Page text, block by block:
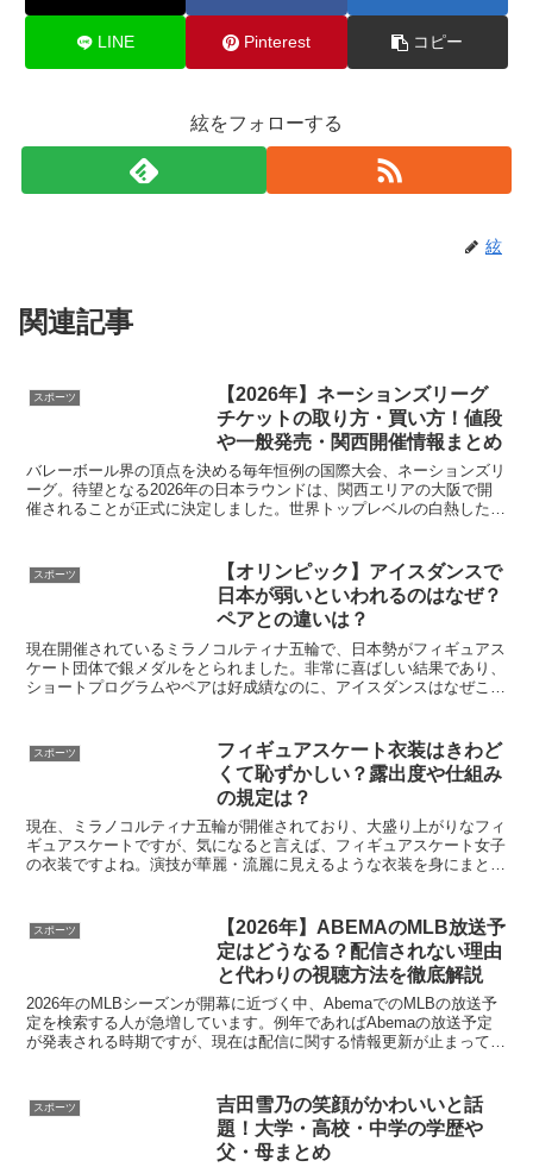
LINE Pinterest コピー
絃をフォローする
絃
関連記事
スポーツ
【2026年】ネーションズリーグ
チケットの取り方・買い方！値段
や一般発売・関西開催情報まとめ
バレーボール界の頂点を決める毎年恒例の国際大会、ネーションズリ
ーグ。待望となる2026年の日本ラウンドは、関西エリアの大阪で開
催されることが正式に決定しました。世界トップレベルの白熱したプ
スポーツ
【オリンピック】アイスダンスで
日本が弱いといわれるのはなぜ？
ペアとの違いは？
現在開催されているミラノコルティナ五輪で、日本勢がフィギュアス
ケート団体で銀メダルをとられました。非常に喜ばしい結果であり、
ショートプログラムやペアは好成績なのに、アイスダンスはなぜこん
スポーツ
フィギュアスケート衣装はきわど
くて恥ずかしい？露出度や仕組み
の規定は？
現在、ミラノコルティナ五輪が開催されており、大盛り上がりなフィ
ギュアスケートですが、気になると言えば、フィギュアスケート女子
の衣装ですよね。演技が華麗・流麗に見えるような衣装を身にまとっ
スポーツ
【2026年】ABEMAのMLB放送予
定はどうなる？配信されない理由
と代わりの視聴方法を徹底解説
2026年のMLBシーズンが開幕に近づく中、AbemaでのMLBの放送予
定を検索する人が急増しています。例年であればAbemaの放送予定
が発表される時期ですが、現在は配信に関する情報更新が止まってい
スポーツ
吉田雪乃の笑顔がかわいいと話
題！大学・高校・中学の学歴や
父・母まとめ